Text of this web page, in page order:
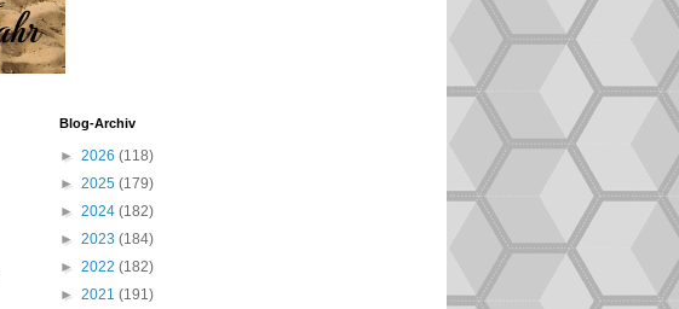
Blog-Archiv
► 2026 (118)
► 2025 (179)
► 2024 (182)
► 2023 (184)
► 2022 (182)
► 2021 (191)